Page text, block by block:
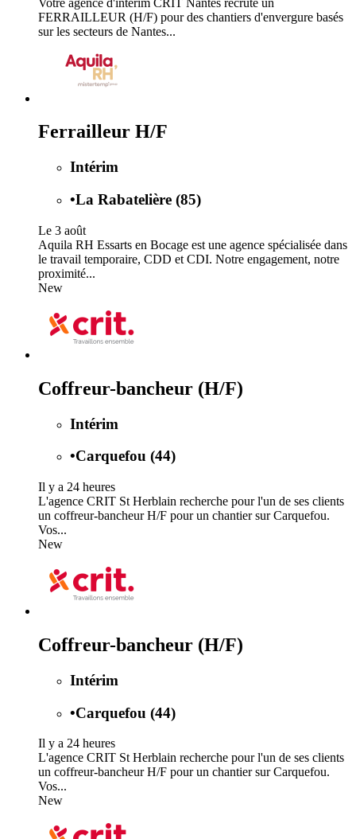
FERRAILLEUR (H/F) pour des chantiers d'envergure basés
sur les secteurs de Nantes...
Ferrailleur H/F
Intérim
•La Rabatelière (85)
Le 3 août
Aquila RH Essarts en Bocage est une agence spécialisée dans
le travail temporaire, CDD et CDI. Notre engagement, notre
proximité...
New
Coffreur-bancheur (H/F)
Intérim
•Carquefou (44)
Il y a 24 heures
L'agence CRIT St Herblain recherche pour l'un de ses clients
un coffreur-bancheur H/F pour un chantier sur Carquefou.
Vos...
New
Coffreur-bancheur (H/F)
Intérim
•Carquefou (44)
Il y a 24 heures
L'agence CRIT St Herblain recherche pour l'un de ses clients
un coffreur-bancheur H/F pour un chantier sur Carquefou.
Vos...
New